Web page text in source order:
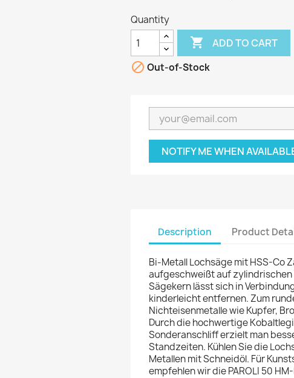
Quantity
 ADD TO CART
 Out-of-Stock
NOTIFY ME WHEN
Description Product
Bi-Metall Lochsäge mit HSS-Co
aufgeschweißt auf
Sägekern lässt sich in
kinderleicht entfernen. Zum
Nichteisenmetalle wie Kupfer,
Durch die hochwertige
Sonderanschliff erzielt man
Standzeiten. Kühlen Sie die
Metallen mit Schneidöl. Für
empfehlen wir die PAROLI 50